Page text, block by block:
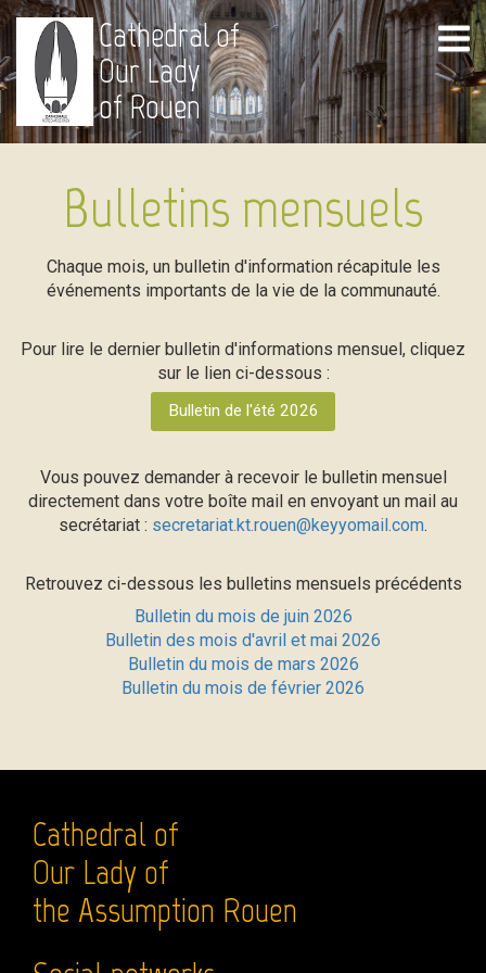
Cathedral of
Our Lady
of Rouen
Bulletins mensuels
Chaque mois, un bulletin d'information récapitule les
événements importants de la vie de la communauté.
Pour lire le dernier bulletin d'informations mensuel, cliquez
sur le lien ci-dessous :
Bulletin de l'été 2026
Vous pouvez demander à recevoir le bulletin mensuel
directement dans votre boîte mail en envoyant un mail au
secrétariat : secretariat.kt.rouen@keyyomail.com.
Retrouvez ci-dessous les bulletins mensuels précédents
Bulletin du mois de juin 2026
Bulletin des mois d'avril et mai 2026
Bulletin du mois de mars 2026
Bulletin du mois de février 2026
Cathedral of
Our Lady of
the Assumption Rouen